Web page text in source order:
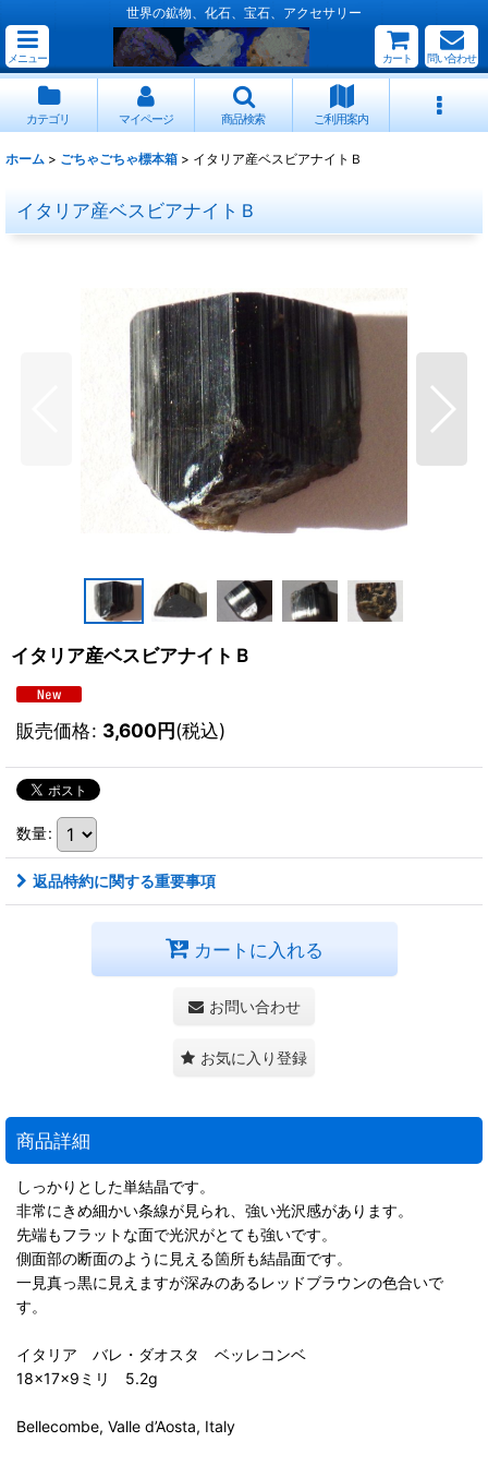
世界の鉱物、化石、宝石、アクセサリー
メニュー カート 問い合わせ
カテゴリ マイページ 商品検索 ご利用案内
ホーム > ごちゃごちゃ標本箱 > イタリア産ベスビアナイトＢ
イタリア産ベスビアナイトＢ
イタリア産ベスビアナイトＢ
販売価格: 3,600円(税込)
数量:
返品特約に関する重要事項
カートに入れる
お問い合わせ
お気に入り登録
商品詳細
しっかりとした単結晶です。
非常にきめ細かい条線が見られ、強い光沢感があります。
先端もフラットな面で光沢がとても強いです。
側面部の断面のように見える箇所も結晶面です。
一見真っ黒に見えますが深みのあるレッドブラウンの色合いで
す。
イタリア バレ・ダオスタ ベッレコンベ
18×17×9ミリ 5.2g
Bellecombe, Valle d’Aosta, Italy